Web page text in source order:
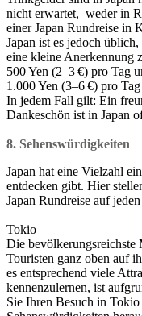
nicht erwartet, weder in
einer Japan Rundreise in
Japan ist es jedoch
eine kleine Anerkennung
500 Yen (2–3 €) pro Tag
1.000 Yen (3–6 €) pro
In jedem Fall gilt: Ein
Dankeschön ist in Japan
8. Sehenswürdigkeiten
Japan hat eine Vielzahl
entdecken gibt. Hier
Japan Rundreise auf
Tokio
Die bevölkerungsreichste
Touristen ganz oben auf
es entsprechend viele
kennenzulernen, ist
Sie Ihren Besuch in